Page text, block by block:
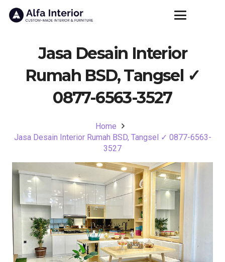
Jasa Desain Interior
Rumah BSD, Tangsel ✓
0877-6563-3527
Home
Jasa Desain Interior Rumah BSD, Tangsel ✓ 0877-6563-
3527